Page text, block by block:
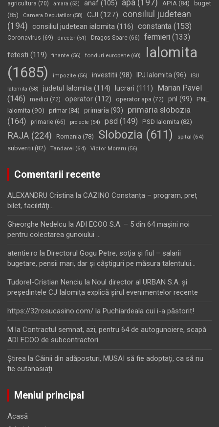
agricultura (70) amara (52) anaf (105) apa (197) APIA (84)
buget
(85)
Camera Deputatilor (58) CJI (127)
consiliul judetean
(194) consiliul judetean ialomita (116) constanta (153)
Coronavirus (69) director (51) Dragos Soare (66) fermieri (133)
fetesti (119) finante (56) fonduri europene (60)
Ialomita
(1685)
impozite (56) investitii (98) IPJ Ialomita (96) ISU
Ialomita (58) judetul Ialomita (114) lucrari (111)
Marian Pavel
(146)
medici (72) operator (112) operator apa (72) pnl (99)
PNL
Ialomita (90) primar(84) primaria (93)
primaria slobozia
(164)
primarie (66) proiecte (54) psd (149) PSD Ialomita (82)
RAJA (224) Romania (78) Slobozia (611) spital (64)
subventii (82) Tandarei (64) Victor Moraru (56)
Comentarii recente
ALEXANDRU Cristina la CAZINO Constanţa – program, preţ
bilet, facilităţi…
Gheorghe Nedelcu la ADI ECOO S.A. – 5 din 64 maşini noi
pentru colectarea gunoiului …
atentie.ro la Directorul Gogu Petre, soţia şi fiul – salarii
bugetare, pensii mari, dar şi câştiguri pe măsura talentului…
Tudorel-Cristian Nenciu la Noul director al URBAN S.A. şi
preşedintele CJ Ialomiţa explică şirul evenimentelor recente
https://32rosucasino.com/ la Puchiardeala cui i-a păstorit!
M la Contractul semnat, azi, pentru 64 de autogunoiere, scapă
ADI ECOO de subcontractori
Ştirea la Câinii din adăposturi, MUSAI să fie adoptați, ca să nu
fie eutanasiați
Meniul principal
Acasă